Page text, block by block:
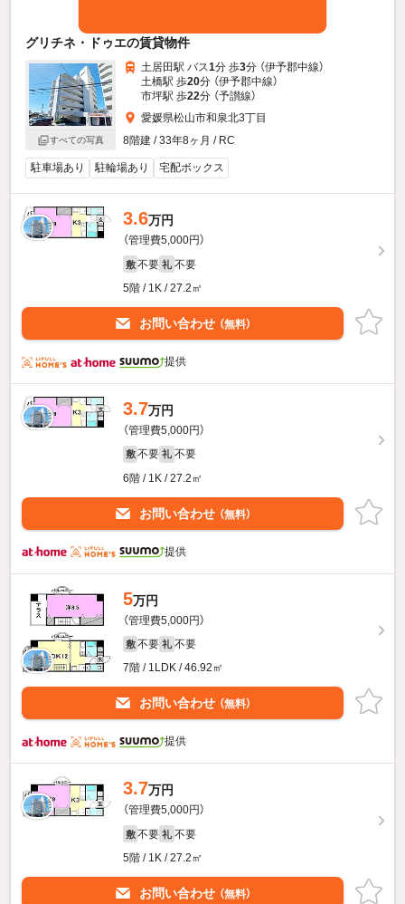
グリチネ・ドゥエの賃貸物件
すべての写真
土居田駅 バス1分 歩3分 （伊予郡中線）
土橋駅 歩20分 （伊予郡中線）
市坪駅 歩22分 （予讃線）
愛媛県松山市和泉北3丁目
8階建 / 33年8ヶ月 / RC
駐車場あり 駐輪場あり 宅配ボックス
3.6万円
（管理費5,000円）
敷 不要 礼 不要
5階 / 1K / 27.2㎡
お問い合わせ （無料）
提供
3.7万円
（管理費5,000円）
敷 不要 礼 不要
6階 / 1K / 27.2㎡
お問い合わせ （無料）
提供
5万円
（管理費5,000円）
敷 不要 礼 不要
7階 / 1LDK / 46.92㎡
お問い合わせ （無料）
提供
3.7万円
（管理費5,000円）
敷 不要 礼 不要
5階 / 1K / 27.2㎡
お問い合わせ （無料）